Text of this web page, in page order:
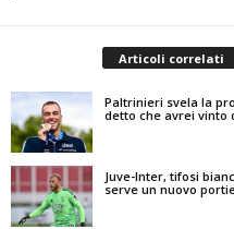
Articoli correlati
Paltrinieri svela la
detto che avrei vinto
Juve-Inter, tifosi
serve un nuovo